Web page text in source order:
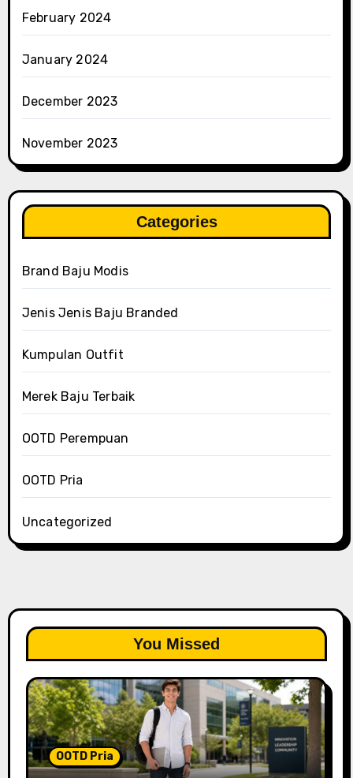
February 2024
January 2024
December 2023
November 2023
Categories
Brand Baju Modis
Jenis Jenis Baju Branded
Kumpulan Outfit
Merek Baju Terbaik
OOTD Perempuan
OOTD Pria
Uncategorized
You Missed
OOTD Pria